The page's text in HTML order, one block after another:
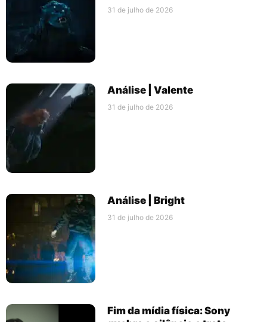
31 de julho de 2026
Análise | Valente
31 de julho de 2026
Análise | Bright
31 de julho de 2026
Fim da mídia física: Sony